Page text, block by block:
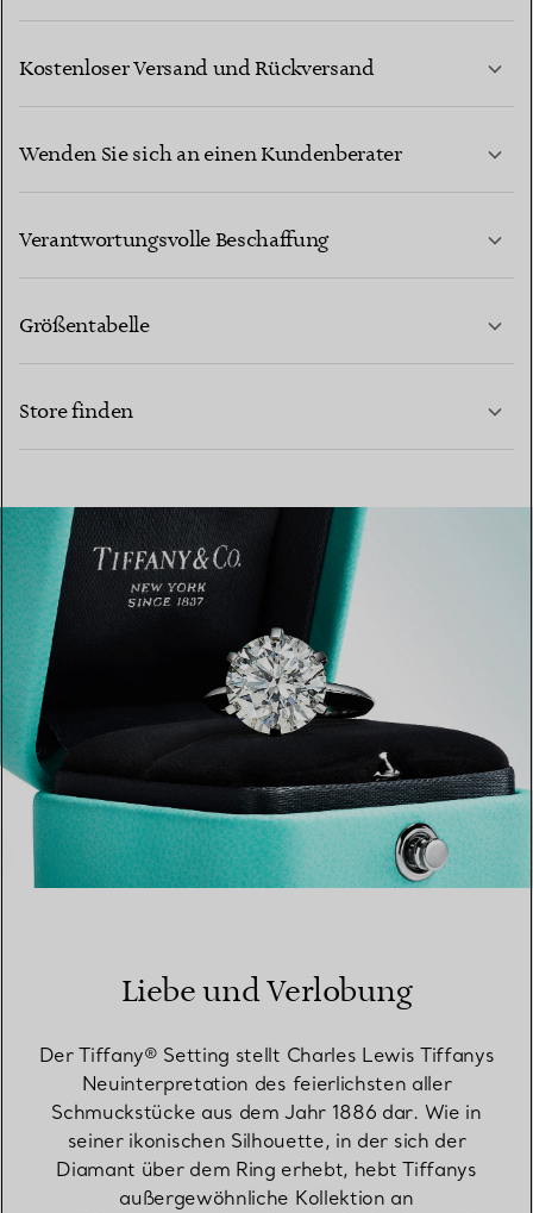
Kostenloser Versand und Rückversand
Wenden Sie sich an einen Kundenberater
Verantwortungsvolle Beschaffung
MEHR ERFAHREN
Größentabelle
Store finden
EINEN STORE IN IHRER NÄHE FINDEN
Liebe und Verlobung
Der Tiffany® Setting stellt Charles Lewis Tiffanys
Neuinterpretation des feierlichsten aller
Schmuckstücke aus dem Jahr 1886 dar. Wie in
seiner ikonischen Silhouette, in der sich der
Diamant über dem Ring erhebt, hebt Tiffanys
außergewöhnliche Kollektion an